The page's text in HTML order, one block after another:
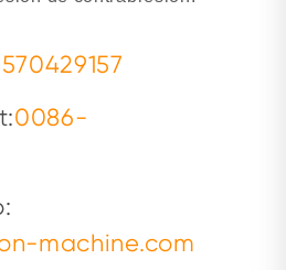
0086-
machine.com